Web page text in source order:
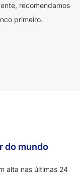
recomendamos
primeiro.
do mundo
alta nas últimas 24